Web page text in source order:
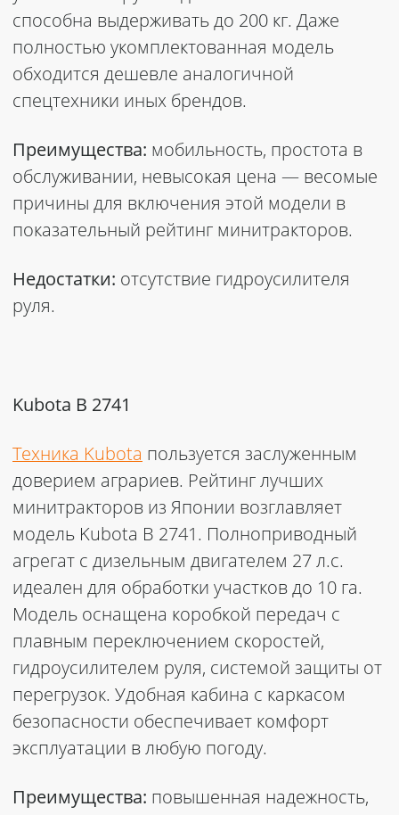
способна выдерживать до 200 кг. Даже
полностью укомплектованная модель
обходится дешевле аналогичной
спецтехники иных брендов.
Преимущества: мобильность, простота в
обслуживании, невысокая цена — весомые
причины для включения этой модели в
показательный рейтинг минитракторов.
Недостатки: отсутствие гидроусилителя
руля.
Kubota B 2741
Техника Kubota пользуется заслуженным
доверием аграриев. Рейтинг лучших
минитракторов из Японии возглавляет
модель Kubota B 2741. Полноприводный
агрегат с дизельным двигателем 27 л.с.
идеален для обработки участков до 10 га.
Модель оснащена коробкой передач с
плавным переключением скоростей,
гидроусилителем руля, системой защиты от
перегрузок. Удобная кабина с каркасом
безопасности обеспечивает комфорт
эксплуатации в любую погоду.
Преимущества: повышенная надежность,